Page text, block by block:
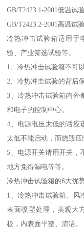
GB/T2423.1-2001低温试
GB/T2423.2-2001高温试
冷热冲击试验箱适用于
验、产业筛选试验等。
1、冷热冲击试验箱不可
2、冷热冲击试验的背后
3、冷热冲击试验箱内外
和电子的控制中心。
4、电源电压太低的话应
太低不能启动，而烧毁压
5、电源开关请用开关，
地方免得漏电等等。
冷热冲击试验箱的6大优
1、冷热冲击试验箱、风
表面喷塑处理，美观大
板，内表面平整、清洁。